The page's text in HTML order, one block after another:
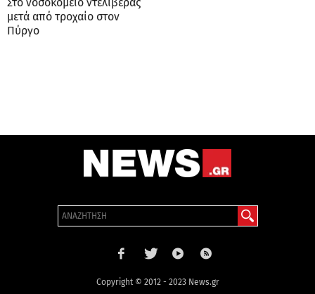
Στο νοσοκομείο ντελιβεράς
μετά από τροχαίο στον
Πύργο
Copyright © 2012 - 2023 News.gr